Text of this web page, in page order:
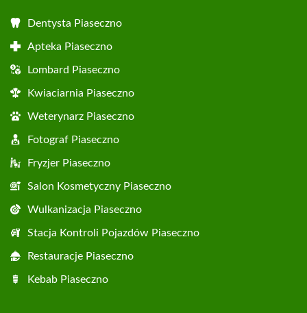
Dentysta Piaseczno
Apteka Piaseczno
Lombard Piaseczno
Kwiaciarnia Piaseczno
Weterynarz Piaseczno
Fotograf Piaseczno
Fryzjer Piaseczno
Salon Kosmetyczny Piaseczno
Wulkanizacja Piaseczno
Stacja Kontroli Pojazdów Piaseczno
Restauracje Piaseczno
Kebab Piaseczno